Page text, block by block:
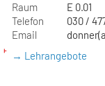
Raum
E 0.01
Telefon
030 /
Email
→ Lehrangebote